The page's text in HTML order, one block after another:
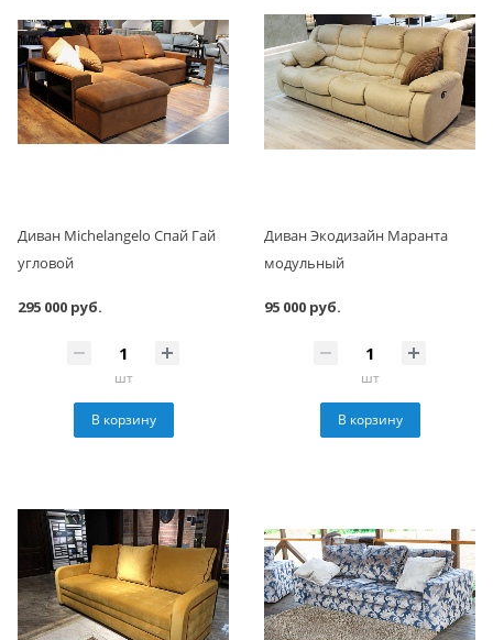
Диван Michelangelo Спай Гай
угловой
295 000 руб.
шт
В корзину
Диван Экодизайн Маранта
модульный
95 000 руб.
шт
В корзину